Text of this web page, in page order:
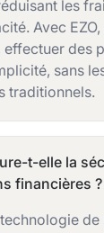
les
Avec
des
sans
traditionnels.
t-elle la
financières ?